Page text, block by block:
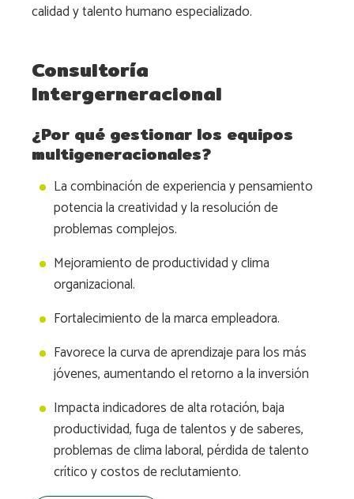
calidad y talento humano especializado.
Consultoría
Intergerneracional
¿Por qué gestionar los equipos
multigeneracionales?
La combinación de experiencia y pensamiento
potencia la creatividad y la resolución de
problemas complejos.
Mejoramiento de productividad y clima
organizacional.
Fortalecimiento de la marca empleadora.
Favorece la curva de aprendizaje para los más
jóvenes, aumentando el retorno a la inversión
Impacta indicadores de alta rotación, baja
productividad, fuga de talentos y de saberes,
problemas de clima laboral, pérdida de talento
crítico y costos de reclutamiento.